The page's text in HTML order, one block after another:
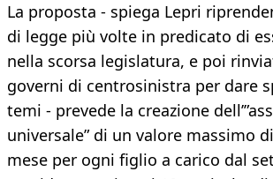
La proposta - spiega Lepri
di legge più volte in predicato di
nella scorsa legislatura, e poi
governi di centrosinistra per dare
temi - prevede la creazione
universale” di un valore massimo
mese per ogni figlio a carico dal